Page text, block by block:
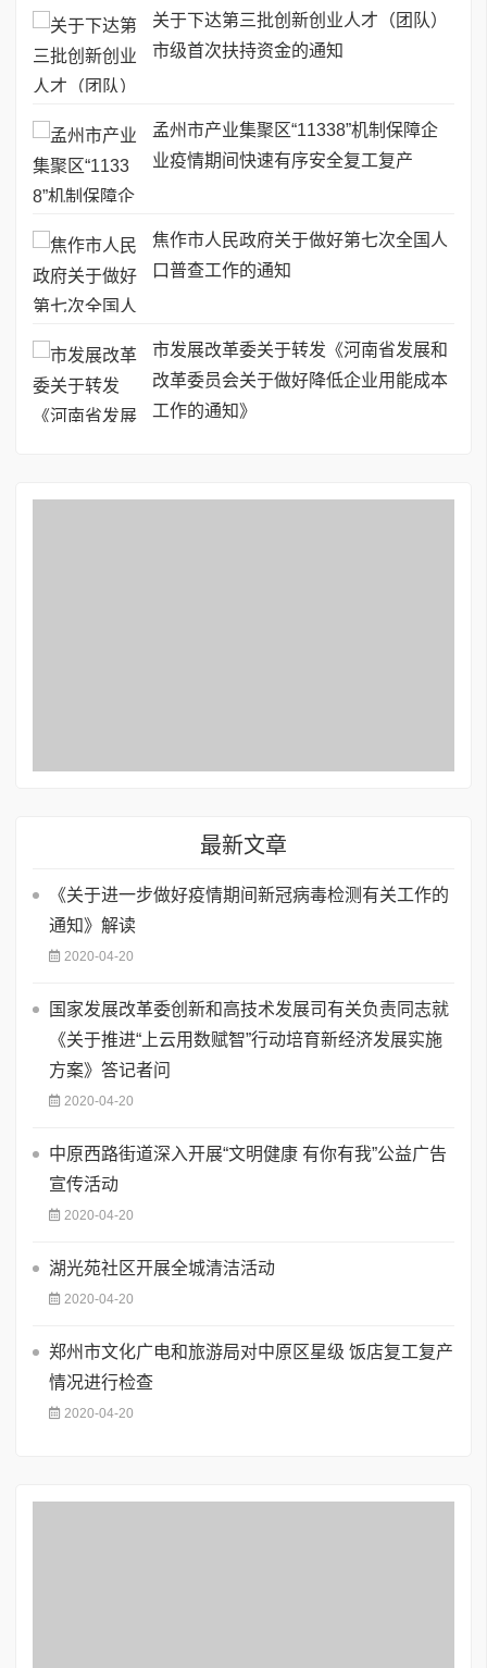
关于下达第三批创新创业人才（团队）
市级首次扶持资金的通知
孟州市产业集聚区“11338”机制保障企
业疫情期间快速有序安全复工复产
焦作市人民政府关于做好第七次全国人
口普查工作的通知
市发展改革委关于转发《河南省发展和
改革委员会关于做好降低企业用能成本
工作的通知》
最新文章
《关于进一步做好疫情期间新冠病毒检测有关工作的
通知》解读
2020-04-20
国家发展改革委创新和高技术发展司有关负责同志就
《关于推进“上云用数赋智”行动培育新经济发展实施
方案》答记者问
2020-04-20
中原西路街道深入开展“文明健康 有你有我”公益广告
宣传活动
2020-04-20
湖光苑社区开展全城清洁活动
2020-04-20
郑州市文化广电和旅游局对中原区星级 饭店复工复产
情况进行检查
2020-04-20